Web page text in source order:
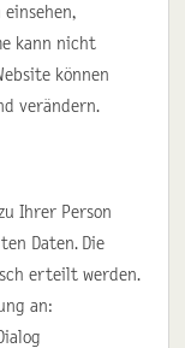
kann nicht
können
verändern.
Ihrer Person
Daten. Die
erteilt werden.
an: